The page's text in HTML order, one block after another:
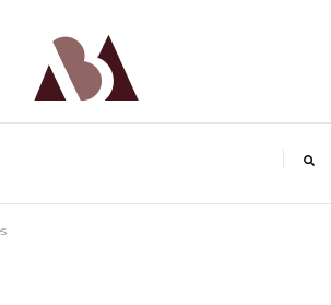
| Droit
travail à
à Toulouse